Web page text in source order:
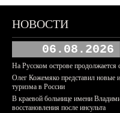
НОВОСТИ
06.08.2026
На Русском острове продолжается
Олег Кожемяко представил новые
туризма в России
В краевой больнице имени
восстановления после инсульта